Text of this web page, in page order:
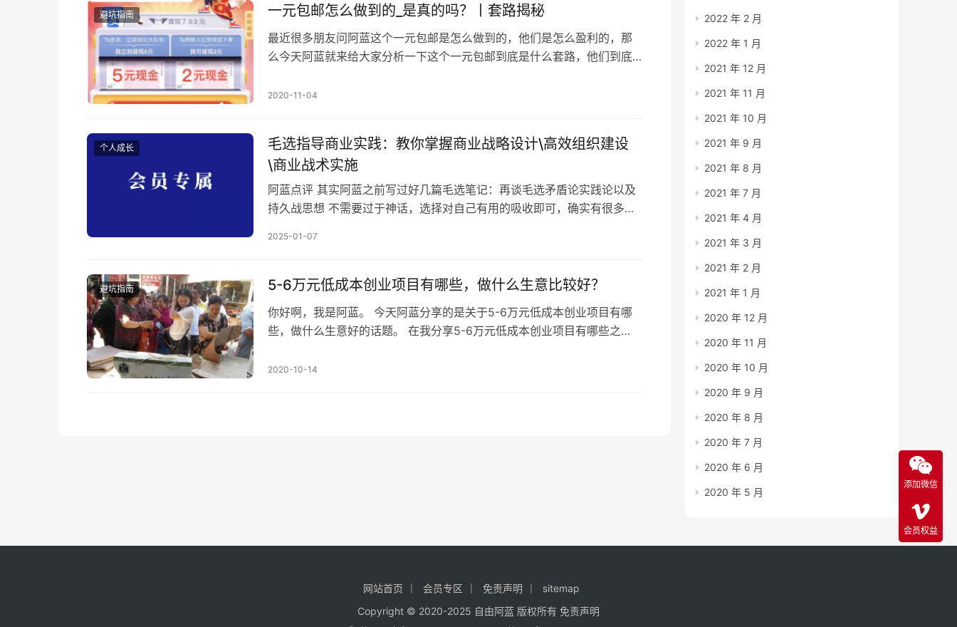
避坑指南 一元包邮怎么做到的_是真的吗？丨套路揭秘
最近很多朋友问阿蓝这个一元包邮是怎么做到的，他们是怎么盈利的，那
么今天阿蓝就来给大家分析一下这个一元包邮到底是什么套路，他们到底
2020-11-04
个人成长
毛选指导商业实践：教你掌握商业战略设计\高效组织建设
\商业战术实施
阿蓝点评 其实阿蓝之前写过好几篇毛选笔记：再谈毛选矛盾论实践论以及
持久战思想 不需要过于神话，选择对自己有用的吸收即可，确实有很多值
计方法论 1 战略神作:…
2025-01-07
避坑指南 5-6万元低成本创业项目有哪些，做什么生意比较好？
你好啊，我是阿蓝。 今天阿蓝分享的是关于5-6万元低成本创业项目有哪
些，做什么生意好的话题。 在我分享5-6万元低成本创业项目有哪些之
的，同时也是完全免费的。 2.如果你有什么想和阿蓝交流，欢迎来循环流
2020-10-14
2022 年 2 月
2022 年 1 月
2021 年 12 月
2021 年 11 月
2021 年 10 月
2021 年 9 月
2021 年 8 月
2021 年 7 月
2021 年 4 月
2021 年 3 月
2021 年 2 月
2021 年 1 月
2020 年 12 月
2020 年 11 月
2020 年 10 月
2020 年 9 月
2020 年 8 月
2020 年 7 月
2020 年 6 月
2020 年 5 月
网站首页 会员专区 免责声明
sitemap
Copyright © 2020-2025 自由阿蓝 版权所有 免责声明
添加微信
会员权益